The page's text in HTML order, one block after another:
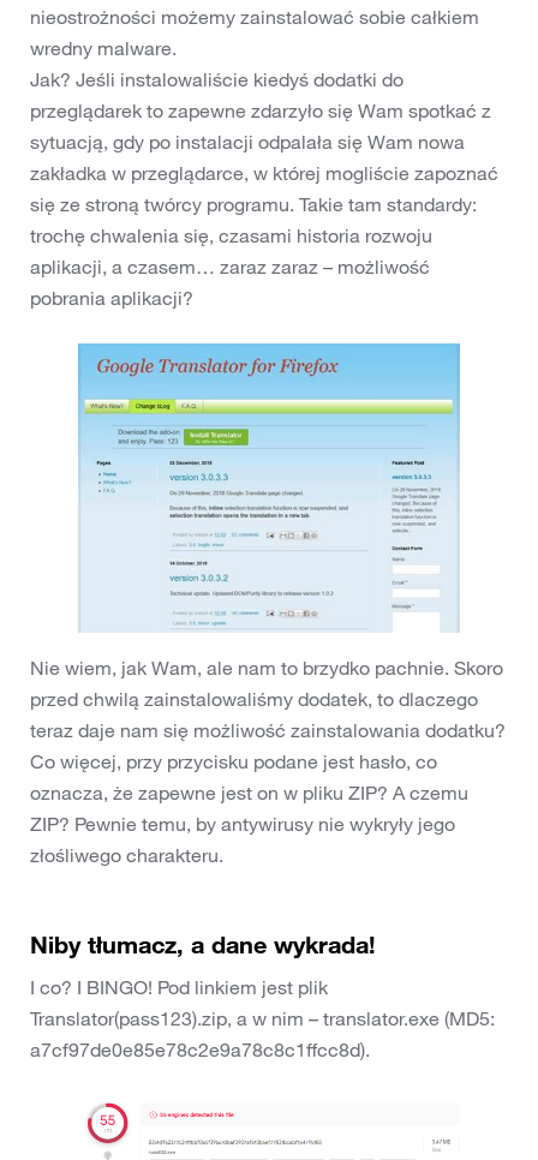
nieostrożności możemy zainstalować sobie całkiem
wredny malware.
Jak? Jeśli instalowaliście kiedyś dodatki do
przeglądarek to zapewne zdarzyło się Wam spotkać z
sytuacją, gdy po instalacji odpalała się Wam nowa
zakładka w przeglądarce, w której mogliście zapoznać
się ze stroną twórcy programu. Takie tam standardy:
trochę chwalenia się, czasami historia rozwoju
aplikacji, a czasem… zaraz zaraz – możliwość
pobrania aplikacji?
Nie wiem, jak Wam, ale nam to brzydko pachnie. Skoro
przed chwilą zainstalowaliśmy dodatek, to dlaczego
teraz daje nam się możliwość zainstalowania dodatku?
Co więcej, przy przycisku podane jest hasło, co
oznacza, że zapewne jest on w pliku ZIP? A czemu
ZIP? Pewnie temu, by antywirusy nie wykryły jego
złośliwego charakteru.
Niby tłumacz, a dane wykrada!
I co? I BINGO! Pod linkiem jest plik
Translator(pass123).zip, a w nim – translator.exe (MD5:
a7cf97de0e85e78c2e9a78c8c1ffcc8d).